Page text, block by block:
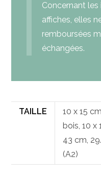
Concernant
affiches, elles
remboursées
échangées.
TAILLE
10 x 15
bois, 10 x
43 cm,
(A2)